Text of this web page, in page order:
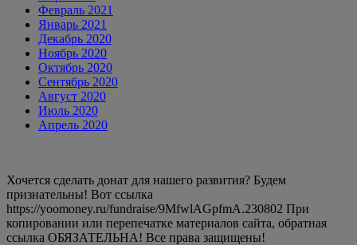
Февраль 2021
Январь 2021
Декабрь 2020
Ноябрь 2020
Октябрь 2020
Сентябрь 2020
Август 2020
Июль 2020
Апрель 2020
Хочется сделать донат для нашего развития? Будем
признательны! Вот ссылка
https://yoomoney.ru/fundraise/9MfwlAGpfmA.230802 При
копировании или перепечатке материалов сайта, обратная
ссылка ОБЯЗАТЕЛЬНА! Все права защищены!